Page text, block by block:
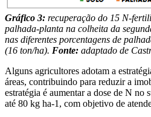
Gráfico 3: recuperação do 15 N-
palhada-planta na colheita da
nas diferentes porcentagens de
(16 ton/ha). Fonte: adaptado de
Alguns agricultores adotam a
áreas, contribuindo para reduzir a
estratégia é aumentar a dose de N no
até 80 kg ha-1, com objetivo de